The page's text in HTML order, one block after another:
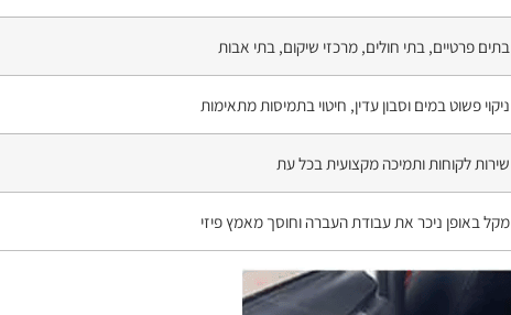
בתים פרטיים, בתי חולים, מרכזי שיקום, בתי אבות
ניקוי פשוט במים וסבון עדין, חיטוי בתמיסות מתאימות
שירות לקוחות ותמיכה מקצועית בכל עת
מקל באופן ניכר את עבודת העברה וחוסך מאמץ פיזי